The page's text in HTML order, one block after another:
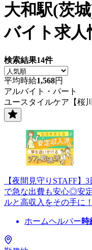
大和駅(茨
バイト求人
検索結果14件
平均時給1,568円
アルバイト・パート
ユースタイルケア【桜
【夜間見守りSTAFF】
で急な出費も安心◎安
ルと高収入をその手に！
ホームヘルパー時